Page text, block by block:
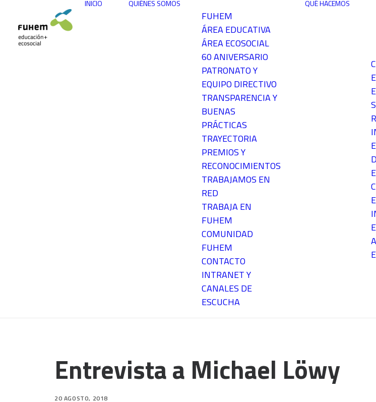
INICIO QUIÉNES SOMOS
FUHEM
ÁREA EDUCATIVA
ÁREA ECOSOCIAL
60 ANIVERSARIO
PATRONATO Y
EQUIPO DIRECTIVO
TRANSPARENCIA Y
BUENAS
PRÁCTICAS
TRAYECTORIA
PREMIOS Y
RECONOCIMIENTOS
TRABAJAMOS EN
RED
TRABAJA EN
FUHEM
COMUNIDAD
FUHEM
CONTACTO
INTRANET Y
CANALES DE
ESCUCHA
QUÉ HACEMOS
Entrevista a Michael Löwy
20 AGOSTO, 2018